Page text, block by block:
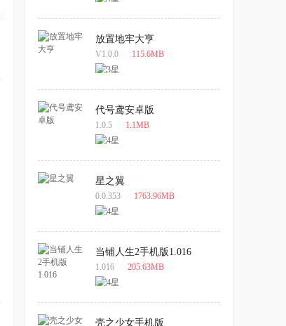
放置地牢大亨
V1.0.0 115.6MB
代号鸢安卓版
1.0.5 1.1MB
星之翼
0.0.353 1763.96MB
当铺人生2手机版1.016
1.016 205.63MB
壳之少女手机版